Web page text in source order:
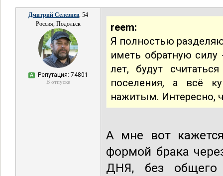
Дмитрий Селезнев, 54
Россия, Подольск
А Репутация: 74801
В отпуске
reem:
Я полностью
иметь обратную силу
лет, будут
поселения, а всё
нажитым. Интересно,
А мне вот
формой брака
ДНЯ, без общего